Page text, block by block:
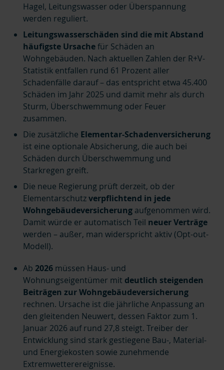
Hagel, Leitungswasser oder Überspannung
werden reguliert.
Leitungswasserschäden sind die mit Abstand
häufigste Ursachefür Schäden an
Wohngebäuden. Nach aktuellen Zahlen der R+V-
Statistik entfallen rund 61 Prozent aller
Schadenfälle darauf – das entspricht etwa 45.400
Schäden im Jahr 2025 und damit mehr als durch
Sturm, Überschwemmung oder Feuer
zusammen.
Die zusätzliche Elementar-Schadenversicherung
ist eine optionale Absicherung, die auch bei
Schäden durch Überschwemmung und
Starkregen greift.
Die neue Regierung prüft derzeit, ob der
Elementarschutzverpflichtend in jede
Wohngebäudeversicherung aufgenommen wird.
Damit würde er automatisch Teil neuer Verträge
werden – außer, man widerspricht aktiv (Opt-out-
Modell).
Ab 2026 müssen Haus- und
Wohnungseigentümer mit deutlich steigenden
Beiträgen zur Wohngebäudeversicherung
rechnen. Ursache ist die jährliche Anpassung an
den gleitenden Neuwert, dessen Faktor zum 1.
Januar 2026 auf rund 27,8 steigt. Treiber der
Entwicklung sind stark gestiegene Bau-, Material-
und Energiekosten sowie zunehmende
Extremwetterereignisse.